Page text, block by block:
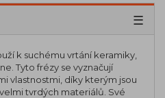
k suchému vrtání keramiky,
Tyto frézy se vyznačují
vlastnostmi, díky kterým jsou
tvrdých materiálů. Své